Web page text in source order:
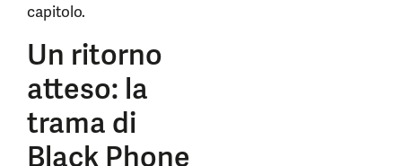
capitolo.
Un ritorno
atteso: la
trama di
Black Phone